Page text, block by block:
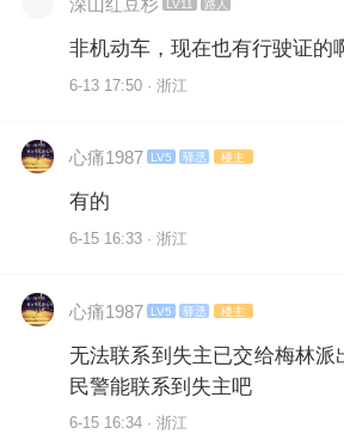
深山红豆杉 LV11 路人
非机动车，现在也有行驶证的
6-13 17:50 · 浙江
心痛1987 LV5 驿丞 楼主
有的
6-15 16:33 · 浙江
心痛1987 LV5 驿丞 楼主
无法联系到失主已交给梅林派
民警能联系到失主吧
6-15 16:34 · 浙江